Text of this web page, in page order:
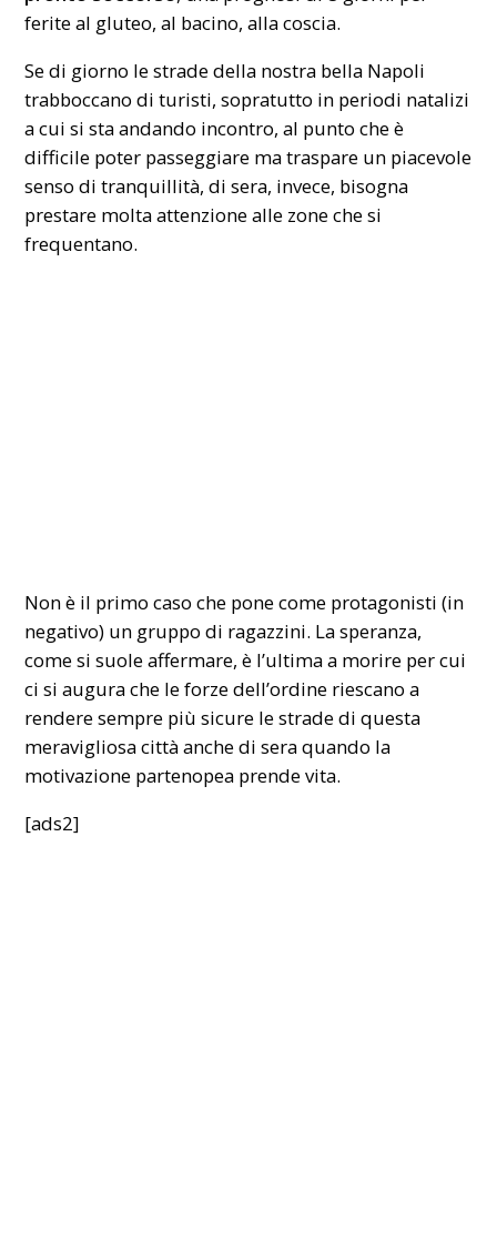
ferite al gluteo, al bacino, alla coscia.
Se di giorno le strade della nostra bella Napoli
trabboccano di turisti, sopratutto in periodi natalizi
a cui si sta andando incontro, al punto che è
difficile poter passeggiare ma traspare un piacevole
senso di tranquillità, di sera, invece, bisogna
prestare molta attenzione alle zone che si
frequentano.
Non è il primo caso che pone come protagonisti (in
negativo) un gruppo di ragazzini. La speranza,
come si suole affermare, è l’ultima a morire per cui
ci si augura che le forze dell’ordine riescano a
rendere sempre più sicure le strade di questa
meravigliosa città anche di sera quando la
motivazione partenopea prende vita.
[ads2]